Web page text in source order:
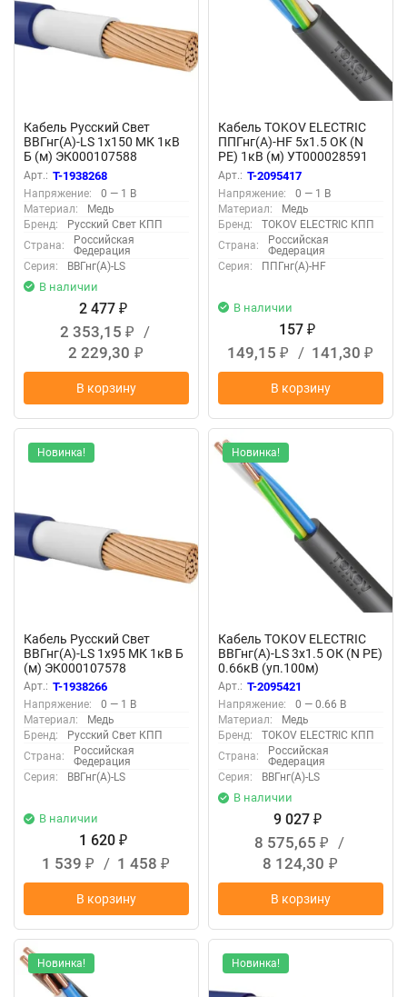
Кабель Русский Свет
ВВГнг(А)-LS 1х150 МК 1кВ
Б (м) ЭК000107588
Арт.: T-1938268
Напряжение:
0 — 1 В
Материал:
Медь
Бренд:
Русский Свет КПП
Страна:
Российская
Федерация
Серия:
ВВГнг(А)-LS
В наличии
2 477 ₽
2 353,15 ₽
/
2 229,30 ₽
В корзину
Кабель TOKOV ELECTRIC
ППГнг(А)-HF 5х1.5 ОК (N
PE) 1кВ (м) УТ000028591
Арт.: T-2095417
Напряжение:
0 — 1 В
Материал:
Медь
Бренд:
TOKOV ELECTRIC КПП
Страна:
Российская
Федерация
Серия:
ППГнг(А)-HF
В наличии
157 ₽
149,15 ₽ / 141,30 ₽
В корзину
Новинка!
Кабель Русский Свет
ВВГнг(А)-LS 1х95 МК 1кВ Б
(м) ЭК000107578
Арт.: T-1938266
Напряжение:
0 — 1 В
Материал:
Медь
Бренд:
Русский Свет КПП
Страна:
Российская
Федерация
Серия:
ВВГнг(А)-LS
В наличии
1 620 ₽
1 539 ₽ / 1 458 ₽
В корзину
Новинка!
Кабель TOKOV ELECTRIC
ВВГнг(А)-LS 3х1.5 ОК (N PE)
0.66кВ (уп.100м)
УТ000028595
Арт.: T-2095421
Напряжение:
0 — 0.66 В
Материал:
Медь
Бренд:
TOKOV ELECTRIC КПП
Страна:
Российская
Федерация
Серия:
ВВГнг(А)-LS
В наличии
9 027 ₽
8 575,65 ₽
/
8 124,30 ₽
В корзину
Новинка! Новинка!